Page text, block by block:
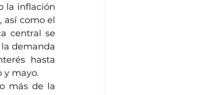
la inflación
así como el
central se
demanda
hasta
y mayo.
más de la